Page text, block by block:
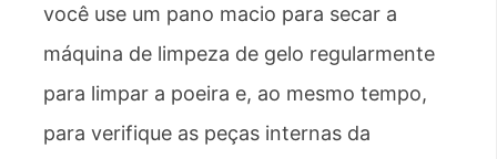
você use um pano macio para secar a
máquina de limpeza de gelo regularmente
para limpar a poeira e, ao mesmo tempo,
para verifique as peças internas da